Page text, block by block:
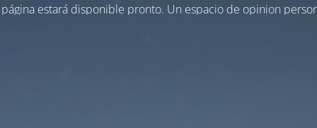
estará disponible pronto. Un espacio de opinion